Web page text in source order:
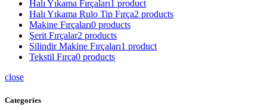
Halı Yıkama Fırçaları1 product
Halı Yıkama Rulo Tip Fırça2 products
Makine Fırçaları0 products
Şerit Fırçalar2 products
Silindir Makine Fırçaları1 product
Tekstil Fırça0 products
close
Categories